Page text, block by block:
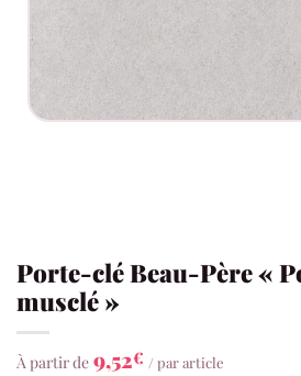
Porte-clé Beau-Père «
musclé »
À partir de 9,52€ / par article